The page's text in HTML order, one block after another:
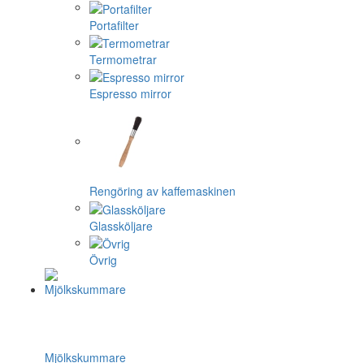
Portafilter
Termometrar
Espresso mirror
Rengöring av kaffemaskinen
Glassköljare
Övrig
Mjölkskummare